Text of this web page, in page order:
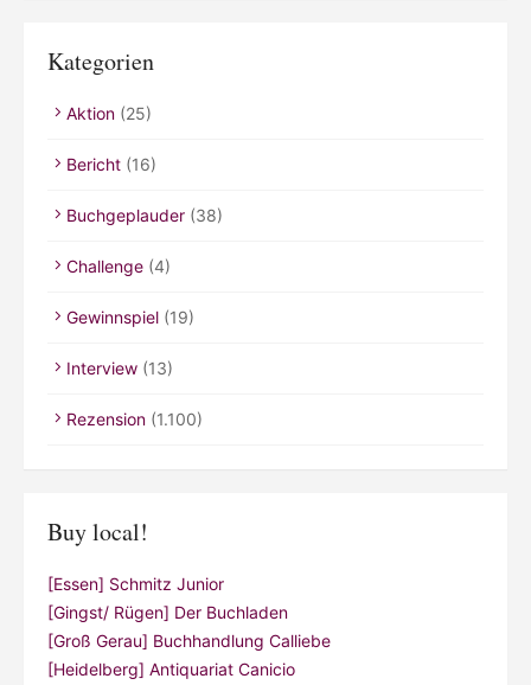
Kategorien
Aktion (25)
Bericht (16)
Buchgeplauder (38)
Challenge (4)
Gewinnspiel (19)
Interview (13)
Rezension (1.100)
Buy local!
[Essen] Schmitz Junior
[Gingst/ Rügen] Der Buchladen
[Groß Gerau] Buchhandlung Calliebe
[Heidelberg] Antiquariat Canicio